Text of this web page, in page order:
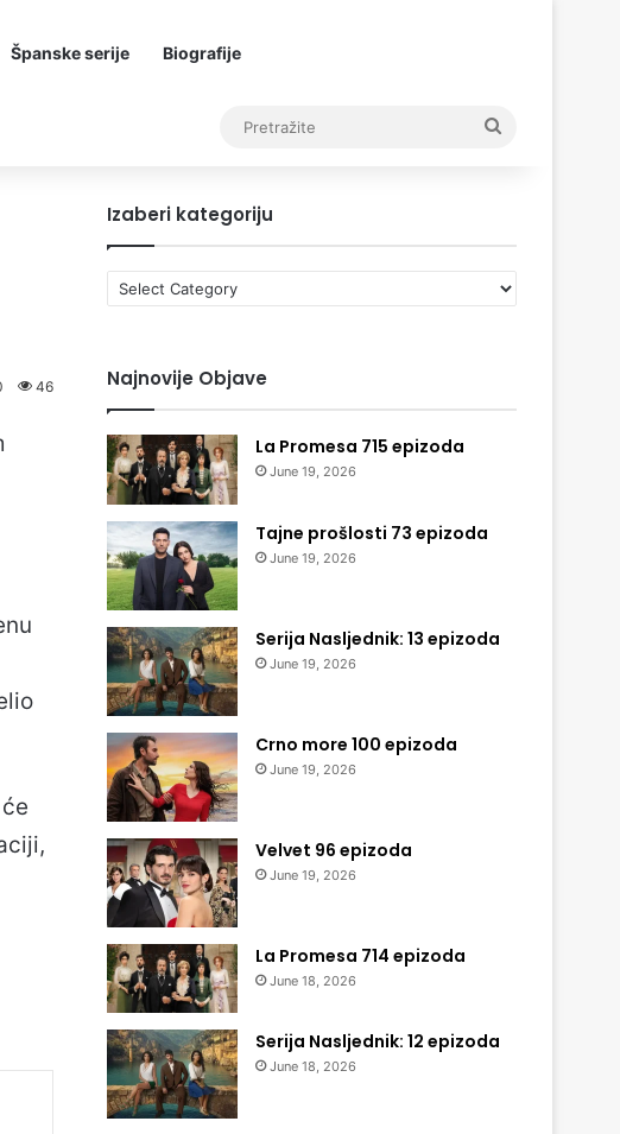
Španske serije Biografije
46
Izaberi kategoriju
Izaberi
kategoriju
Najnovije Objave
La Promesa 715 epizoda
June 19, 2026
Tajne prošlosti 73 epizoda
June 19, 2026
Serija Nasljednik: 13 epizoda
June 19, 2026
Crno more 100 epizoda
June 19, 2026
Velvet 96 epizoda
June 19, 2026
La Promesa 714 epizoda
June 18, 2026
Serija Nasljednik: 12 epizoda
June 18, 2026